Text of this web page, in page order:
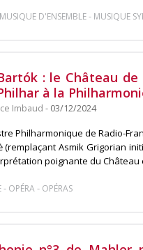
MUSIQUE D'ENSEMBLE- MUSIQUE
: le Château
à la
Imbaud - 03/12/2024
Philharmonique de Radio-
(remplaçant Asmik Grigorian
poignante du Château
- OPÉRA- OPÉRAS